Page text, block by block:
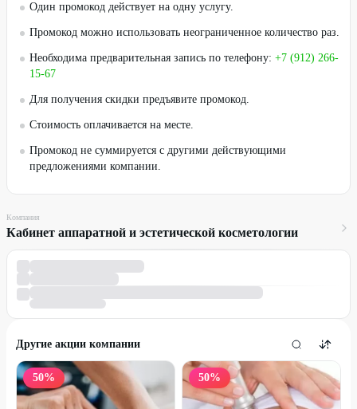
Один промокод действует на одну услугу.
Промокод можно использовать неограниченное количество раз.
Необходима предварительная запись по телефону: +7 (912) 266-
15-67
Для получения скидки предъявите промокод.
Стоимость оплачивается на месте.
Промокод не суммируется с другими действующими
предложениями компании.
Компания
Кабинет аппаратной и эстетической косметологии
Другие акции компании
50% 50%